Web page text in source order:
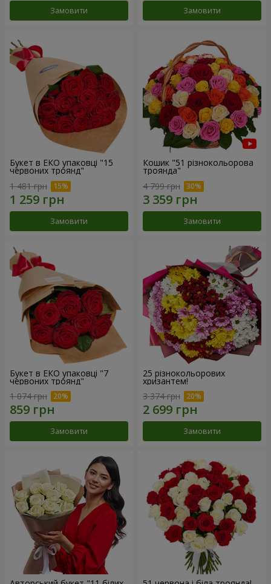
Замовити Замовити
Букет в ЕКО упаковці "15
червоних троянд"
1 481 грн
Замовити
Кошик "51 різнокольорова
троянда"
4 799 грн
Замовити
Букет в ЕКО упаковці "7
червоних троянд"
1 074 грн
Замовити
25 різнокольорових
хризантем!
3 374 грн
Замовити